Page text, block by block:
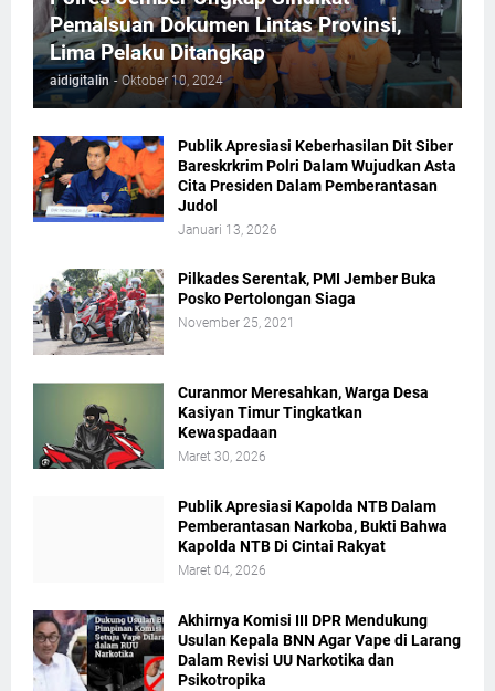
Pemalsuan Dokumen Lintas Provinsi,
Lima Pelaku Ditangkap
aidigitalin - Oktober 10, 2024
Publik Apresiasi Keberhasilan Dit Siber
Bareskrkrim Polri Dalam Wujudkan Asta
Cita Presiden Dalam Pemberantasan
Judol
Januari 13, 2026
Pilkades Serentak, PMI Jember Buka
Posko Pertolongan Siaga
November 25, 2021
Curanmor Meresahkan, Warga Desa
Kasiyan Timur Tingkatkan
Kewaspadaan
Maret 30, 2026
Publik Apresiasi Kapolda NTB Dalam
Pemberantasan Narkoba, Bukti Bahwa
Kapolda NTB Di Cintai Rakyat
Maret 04, 2026
Akhirnya Komisi III DPR Mendukung
Usulan Kepala BNN Agar Vape di Larang
Dalam Revisi UU Narkotika dan
Psikotropika